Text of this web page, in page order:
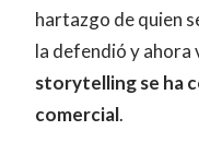
hartazgo de quien
la defendió y ahora
storytelling se ha
comercial.